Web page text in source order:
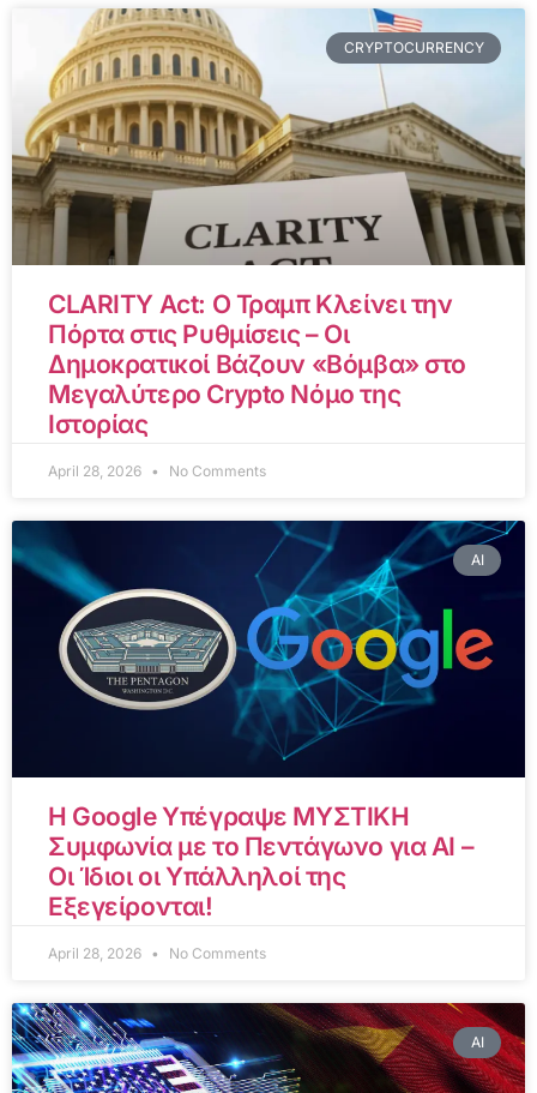
CRYPTOCURRENCY
CLARITY Act: Ο Τραμπ Κλείνει την
Πόρτα στις Ρυθμίσεις – Οι
Δημοκρατικοί Βάζουν «Βόμβα» στο
Μεγαλύτερο Crypto Νόμο της
Ιστορίας
April 28, 2026 No Comments
AI
Η Google Υπέγραψε ΜΥΣΤΙΚΗ
Συμφωνία με το Πεντάγωνο για AI –
Οι Ίδιοι οι Υπάλληλοί της
Εξεγείρονται!
April 28, 2026 No Comments
AI